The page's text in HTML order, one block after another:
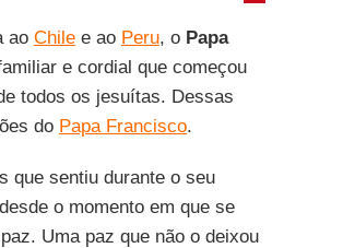
ao Chilee ao Peru, o Papa
e cordial que começou
todos os jesuítas. Dessas
do Papa Francisco.
que sentiu durante o seu
o momento em que se
Uma paz que não o deixou